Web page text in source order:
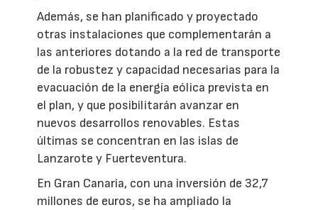
Además, se han planificado y proyectado
otras instalaciones que complementarán a
las anteriores dotando a la red de transporte
de la robustez y capacidad necesarias para la
evacuación de la energía eólica prevista en
el plan, y que posibilitarán avanzar en
nuevos desarrollos renovables. Estas
últimas se concentran en las islas de
Lanzarote y Fuerteventura.
En Gran Canaria, con una inversión de 32,7
millones de euros, se ha ampliado la